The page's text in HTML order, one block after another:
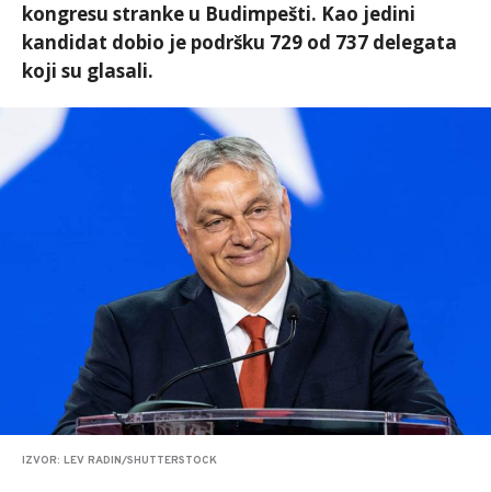
kongresu stranke u Budimpešti. Kao jedini
kandidat dobio je podršku 729 od 737 delegata
koji su glasali.
IZVOR: LEV RADIN/SHUTTERSTOCK